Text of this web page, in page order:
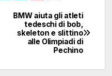
BMW aiuta gli atleti
tedeschi di bob,
skeleton e slittino
alle Olimpiadi di
Pechino